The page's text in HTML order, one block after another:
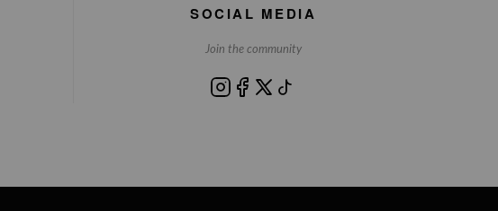
SOCIAL MEDIA
Join the community